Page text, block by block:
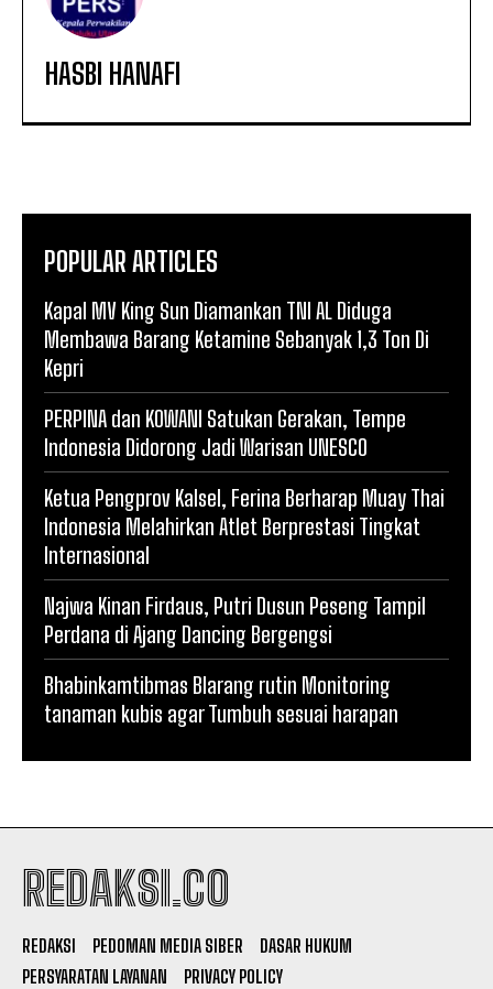
HASBI HANAFI
POPULAR ARTICLES
Kapal MV King Sun Diamankan TNI AL Diduga
Membawa Barang Ketamine Sebanyak 1,3 Ton Di
Kepri
PERPINA dan KOWANI Satukan Gerakan, Tempe
Indonesia Didorong Jadi Warisan UNESCO
Ketua Pengprov Kalsel, Ferina Berharap Muay Thai
Indonesia Melahirkan Atlet Berprestasi Tingkat
Internasional
Najwa Kinan Firdaus, Putri Dusun Peseng Tampil
Perdana di Ajang Dancing Bergengsi
Bhabinkamtibmas Blarang rutin Monitoring
tanaman kubis agar Tumbuh sesuai harapan
REDAKSI.CO
REDAKSI PEDOMAN MEDIA SIBER
DASAR HUKUM
PERSYARATAN LAYANAN
PRIVACY POLICY